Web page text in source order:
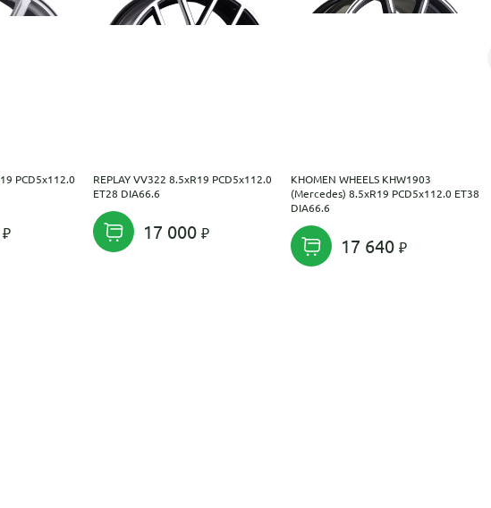
PCD5x112.0
REPLAY VV322 8.5xR19 PCD5x112.0
ET28 DIA66.6
17 000
KHOMEN WHEELS KHW1903
(Mercedes) 8.5xR19 PCD5x112.0 ET38
DIA66.6
17 640